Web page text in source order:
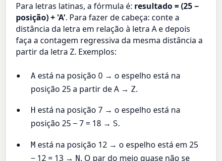
Para letras latinas, a fórmula é: resultado = (25 −
posição) + 'A'. Para fazer de cabeça: conte a
distância da letra em relação à letra A e depois
faça a contagem regressiva da mesma distância a
partir da letra Z. Exemplos:
A está na posição 0 → o espelho está na
posição 25 a partir de A → Z.
H está na posição 7 → o espelho está na
posição 25 − 7 = 18 → S.
M está na posição 12 → o espelho está em 25
− 12 = 13 → N. O par do meio quase não se